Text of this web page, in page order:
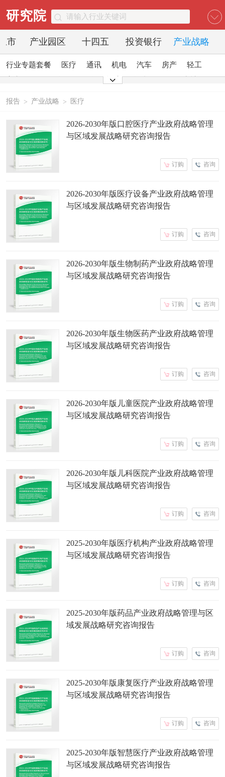
研究院
市 产业园区 十四五 投资银行 产业战略
行业专题套餐 医疗 通讯 机电 汽车 房产
轻工
酒店
报告 > 产业战略 > 医疗
2026-2030年版口腔医疗产业政府战略管理
与区域发展战略研究咨询报告
咨询
订购
2026-2030年版医疗设备产业政府战略管理
与区域发展战略研究咨询报告
咨询
订购
2026-2030年版生物制药产业政府战略管理
与区域发展战略研究咨询报告
咨询
订购
2026-2030年版生物医药产业政府战略管理
与区域发展战略研究咨询报告
咨询
订购
2026-2030年版儿童医院产业政府战略管理
与区域发展战略研究咨询报告
咨询
订购
2026-2030年版儿科医院产业政府战略管理
与区域发展战略研究咨询报告
咨询
订购
2025-2030年版医疗机构产业政府战略管理
与区域发展战略研究咨询报告
咨询
订购
2025-2030年版药品产业政府战略管理与区
域发展战略研究咨询报告
咨询
订购
2025-2030年版康复医疗产业政府战略管理
与区域发展战略研究咨询报告
咨询
订购
2025-2030年版智慧医疗产业政府战略管理
与区域发展战略研究咨询报告